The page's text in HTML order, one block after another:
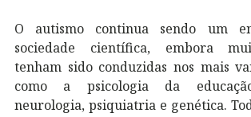
O autismo continua sendo um
sociedade científica, embora
tenham sido conduzidas nos mais
como a psicologia da
neurologia, psiquiatria e genética.